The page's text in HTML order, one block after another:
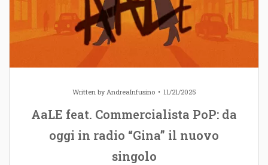
Written byAndreaInfusino 11/21/2025
AaLE feat. Commercialista PoP: da
oggi in radio “Gina” il nuovo
singolo